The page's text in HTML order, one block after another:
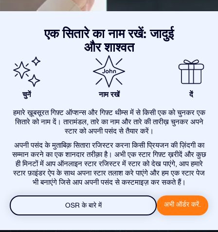
एक सितारे का नाम रखें: जादुई
और शाश्वत
चुनें नाम रखें दें
हमारे ख़ूबसूरत गिफ़्ट ऑप्शन्स और गिफ़्ट थीम्स में से किसी एक को चुनकर एक
सितारे को नाम दें। तारामंडल, तारे का नाम और तारे की तारीख़ चुनकर अपने
स्टार को अपनी पसंद से तैयार करें।
अपनी पसंद के मुताबिक़ सितारा रजिस्टर करना किसी प्रियजन की ज़िंदगी का
सम्मान करने का एक शानदार तरीक़ा है। अभी एक स्टार गिफ़्ट ख़रीदें और कुछ
ही मिनटों में आप ऑनलाइन स्टार रजिस्टर में स्टार को देख पाएंगे, आप हमारे
स्टार फ़ाइंडर ऐप के साथ अपना स्टार तलाश करे पाएंगे और हम एक स्टार पेज
भी बनाएंगे जिसे आप अपनी पसंद से कस्टमाइज़ कर सकते हैं।
OSR के बारे में अभी ऑर्डर करें.